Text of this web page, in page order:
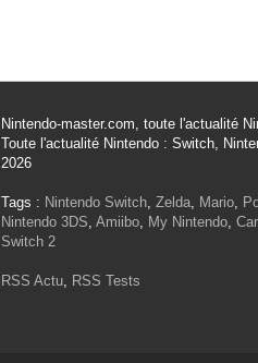
Nintendo-master.com, toute l'actualité
Toute l'actualité Nintendo : Switch,
2026
Tags : Nintendo Switch, Zelda, Mario,
Nintendo 3DS Amiibo, My Nintendo,
Switch 2
RSS Actu, RSS Tests